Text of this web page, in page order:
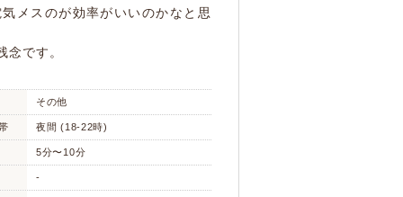
メスのが効率がいいのかなと思
です。
その他
夜間 (18-22時)
5分〜10分
-